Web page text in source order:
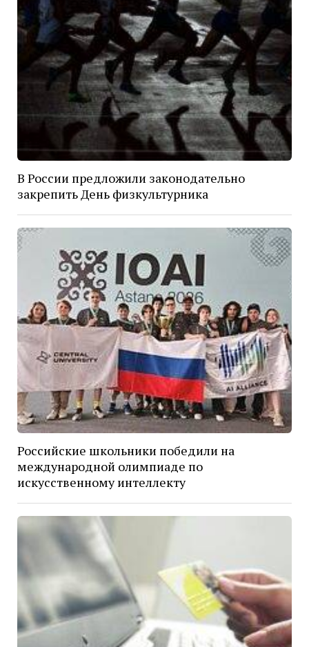
В России предложили законодательно
закрепить День физкультурника
Российские школьники победили на
международной олимпиаде по
искусственному интеллекту